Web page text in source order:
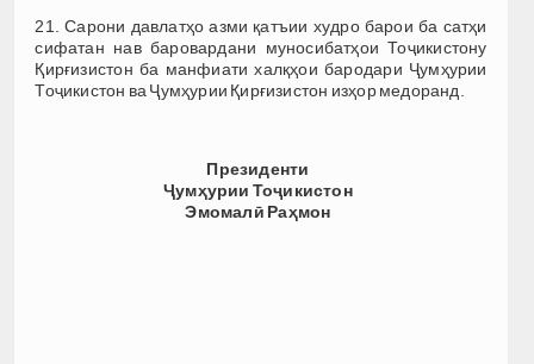
21. Сарони давлатҳо азми қатъии худро барои ба сатҳи
сифатан нав баровардани муносибатҳои Тоҷикистону
Қирғизистон ба манфиати халқҳои бародари Ҷумҳурии
Тоҷикистон ва Ҷумҳурии Қирғизистон изҳор медоранд.
Президенти
Ҷумҳурии Тоҷикистон
Эмомалӣ Раҳмон